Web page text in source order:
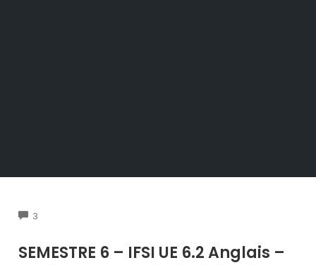
3
SEMESTRE 6 – IFSI UE 6.2 Anglais –